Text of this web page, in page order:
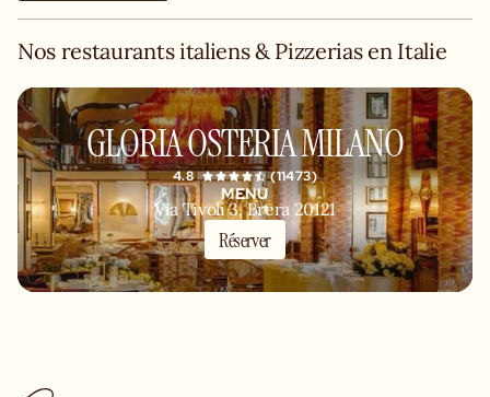
Nos restaurants italiens & Pizzerias en Italie
MENU
Réserver
GLORIA OSTERIA MILANO
4.8 (11473)
Via Tivoli 3, Brera 20121
Milan